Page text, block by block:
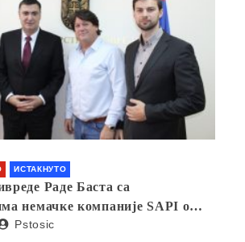
ИСТАКНУТО
Раде Баста са
немачке компаније SAPI о
у Србији
Pstosic